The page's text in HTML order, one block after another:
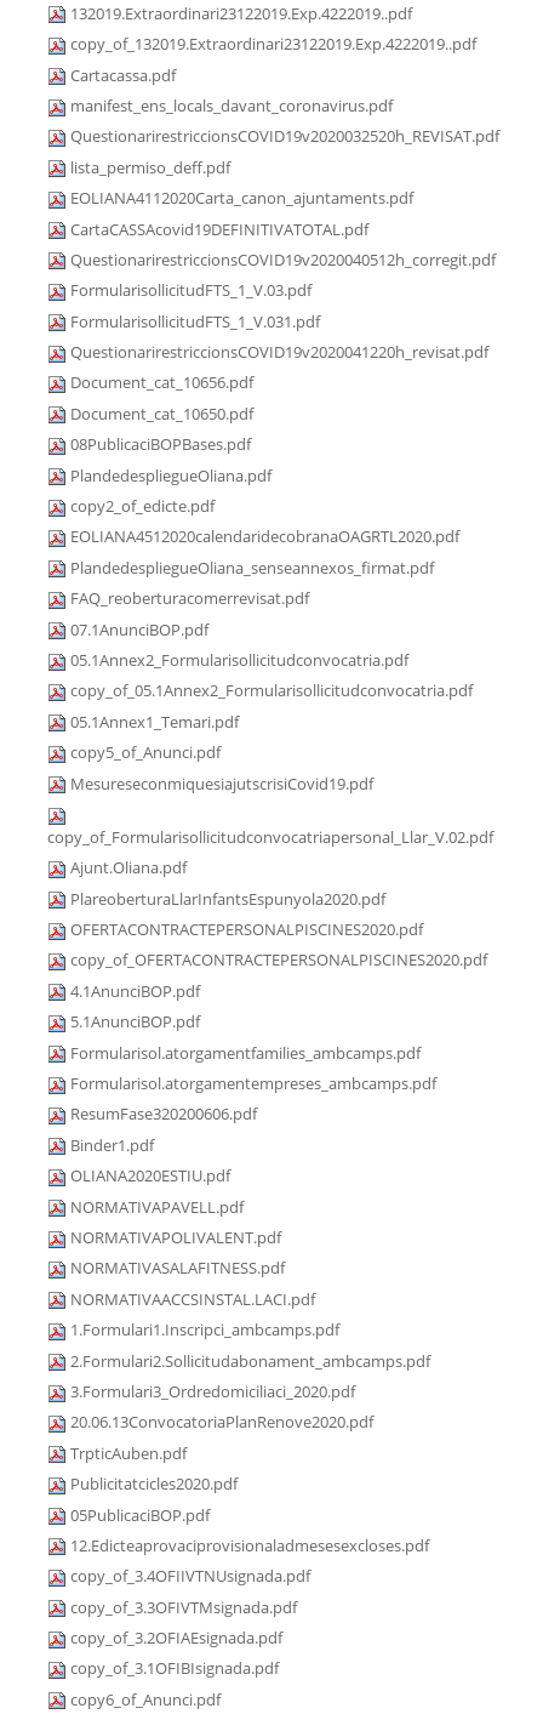
132019.Extraordinari23122019.Exp.4222019..pdf
copy_of_132019.Extraordinari23122019.Exp.4222019..pdf
Cartacassa.pdf
manifest_ens_locals_davant_coronavirus.pdf
QuestionarirestriccionsCOVID19v2020032520h_REVISAT.pdf
lista_permiso_deff.pdf
EOLIANA4112020Carta_canon_ajuntaments.pdf
CartaCASSAcovid19DEFINITIVATOTAL.pdf
QuestionarirestriccionsCOVID19v2020040512h_corregit.pdf
FormularisollicitudFTS_1_V.03.pdf
FormularisollicitudFTS_1_V.031.pdf
QuestionarirestriccionsCOVID19v2020041220h_revisat.pdf
Document_cat_10656.pdf
Document_cat_10650.pdf
08PublicaciBOPBases.pdf
PlandedespliegueOliana.pdf
copy2_of_edicte.pdf
EOLIANA4512020calendaridecobranaOAGRTL2020.pdf
PlandedespliegueOliana_senseannexos_firmat.pdf
FAQ_reoberturacomerrevisat.pdf
07.1AnunciBOP.pdf
05.1Annex2_Formularisollicitudconvocatria.pdf
copy_of_05.1Annex2_Formularisollicitudconvocatria.pdf
05.1Annex1_Temari.pdf
copy5_of_Anunci.pdf
MesureseconmiquesiajutscrisiCovid19.pdf
copy_of_Formularisollicitudconvocatriapersonal_Llar_V.02.pdf
Ajunt.Oliana.pdf
PlareoberturaLlarInfantsEspunyola2020.pdf
OFERTACONTRACTEPERSONALPISCINES2020.pdf
copy_of_OFERTACONTRACTEPERSONALPISCINES2020.pdf
4.1AnunciBOP.pdf
5.1AnunciBOP.pdf
Formularisol.atorgamentfamilies_ambcamps.pdf
Formularisol.atorgamentempreses_ambcamps.pdf
ResumFase320200606.pdf
Binder1.pdf
OLIANA2020ESTIU.pdf
NORMATIVAPAVELL.pdf
NORMATIVAPOLIVALENT.pdf
NORMATIVASALAFITNESS.pdf
NORMATIVAACCSINSTAL.LACI.pdf
1.Formulari1.Inscripci_ambcamps.pdf
2.Formulari2.Sollicitudabonament_ambcamps.pdf
3.Formulari3_Ordredomiciliaci_2020.pdf
20.06.13ConvocatoriaPlanRenove2020.pdf
TrpticAuben.pdf
Publicitatcicles2020.pdf
05PublicaciBOP.pdf
12.Edicteaprovaciprovisionaladmesesexcloses.pdf
copy_of_3.4OFIIVTNUsignada.pdf
copy_of_3.3OFIVTMsignada.pdf
copy_of_3.2OFIAEsignada.pdf
copy_of_3.1OFIBIsignada.pdf
copy6_of_Anunci.pdf